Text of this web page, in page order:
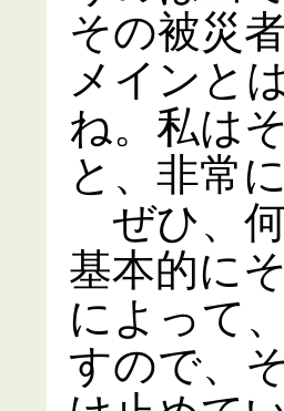
その被災
メインと
ね。私は
と、非常
ぜひ、
基本的に
によって
すので、